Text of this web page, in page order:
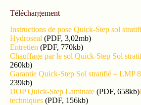
Téléchargement
Instructions de pose Quick-Step sol
Hydroseal (PDF, 3,02mb)
Entretien (PDF, 770kb)
Chauffage par le sol Quick-Step Sol
260kb)
Garantie Quick-Step Sol stratifié – LMP
239kb)
DOP Quick-Step Laminate (PDF, 658kb)
techniques (PDF, 156kb)